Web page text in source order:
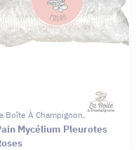
Boîte À Champignons
Mycélium Pleurotes